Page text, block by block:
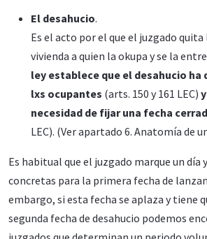
El desahucio.
Es el acto por el que el juzgado quita
vivienda a quien la okupa y se la
ley establece que el desahucio ha
lxs ocupantes (arts. 150 y 161 LEC)
necesidad de fijar una fecha
LEC). (Ver apartado 6. Anatomía de
Es habitual que el juzgado marque un día
concretas para la primera fecha de
embargo, si esta fecha se aplaza y tiene
segunda fecha de desahucio podemos